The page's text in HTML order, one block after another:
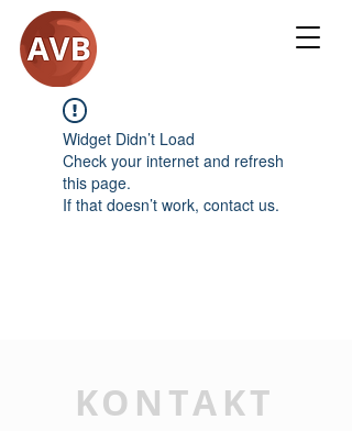
Widget Didn’t Load
Check your internet and refresh
this page.
If that doesn’t work, contact us.
KONTAKT